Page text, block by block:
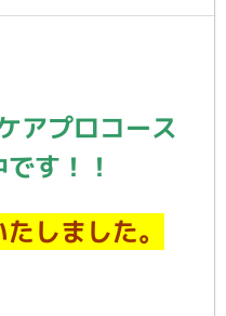
アプロコース
す！！
しました。